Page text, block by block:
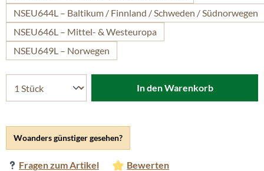
Woanders günstiger gesehen?
Fragen zum Artikel Bewerten
NSEU644L – Baltikum / Finnland / Schweden / Südnorwegen
NSEU646L – Mittel- & Westeuropa
NSEU649L – Norwegen
In den Warenkorb